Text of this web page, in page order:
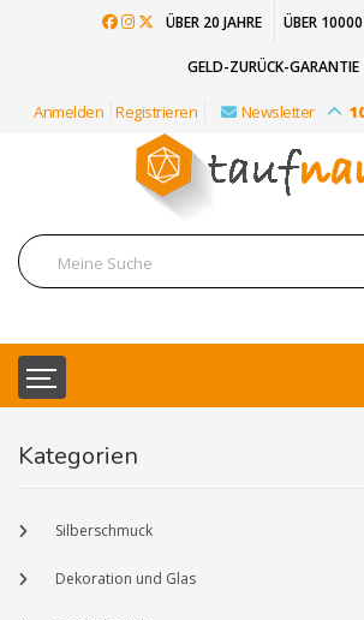
ÜBER 20 JAHRE ÜBER
GELD-ZURÜCK-GARANTIE
Anmelden Registrieren Newsletter
Kategorien
Silberschmuck
Dekoration und Glas